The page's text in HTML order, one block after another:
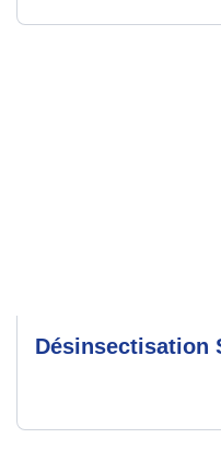
Désinsectisation